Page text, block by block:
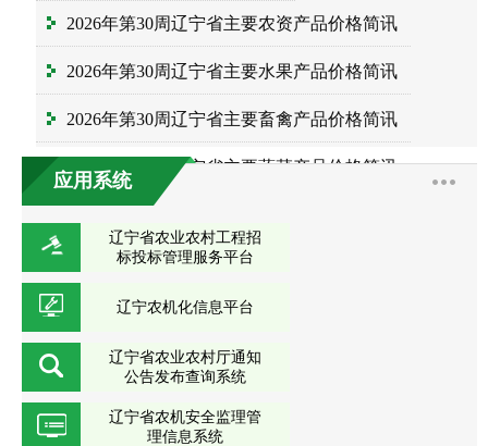
2026年第30周辽宁省主要农资产品价格简讯
2026年第30周辽宁省主要水果产品价格简讯
2026年第30周辽宁省主要畜禽产品价格简讯
2026年第30周辽宁省主要蔬菜产品价格简讯
应用系统
辽宁省农业农村工程招
标投标管理服务平台
辽宁农机化信息平台
辽宁省农业农村厅通知
公告发布查询系统
辽宁省农机安全监理管
理信息系统